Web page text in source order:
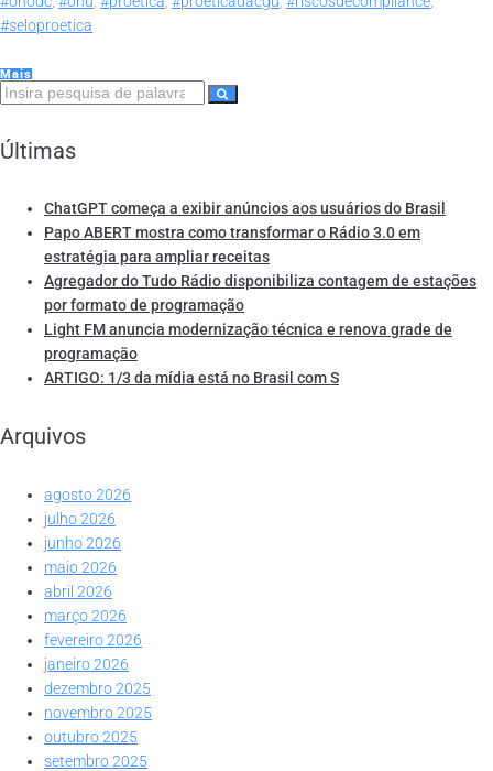
#seloproetica
Mais
Últimas
ChatGPT começa a exibir anúncios aos usuários do Brasil
Papo ABERT mostra como transformar o Rádio 3.0 em
estratégia para ampliar receitas
Agregador do Tudo Rádio disponibiliza contagem de estações
por formato de programação
Light FM anuncia modernização técnica e renova grade de
programação
ARTIGO: 1/3 da mídia está no Brasil com S
Arquivos
agosto 2026
julho 2026
junho 2026
maio 2026
abril 2026
março 2026
fevereiro 2026
janeiro 2026
dezembro 2025
novembro 2025
outubro 2025
setembro 2025